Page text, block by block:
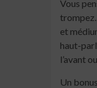
Vous
trompez.
et
haut-
l’avant
Un